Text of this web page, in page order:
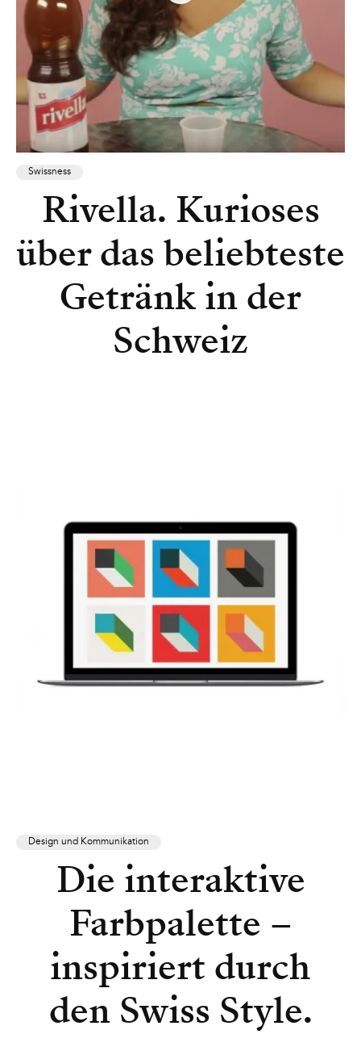
Swissness
Rivella. Kurioses
über das beliebteste
Getränk in der
Schweiz
Design und Kommunikation
Die interaktive
Farbpalette –
inspiriert durch
den Swiss Style.